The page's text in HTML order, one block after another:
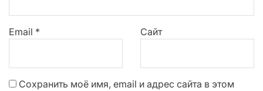
Email * Сайт
Сохранить моё имя, email и адрес сайта в этом